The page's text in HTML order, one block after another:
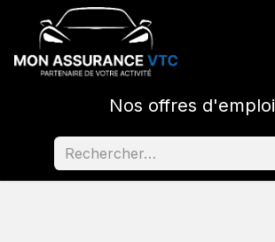
Nos offres d'emploi